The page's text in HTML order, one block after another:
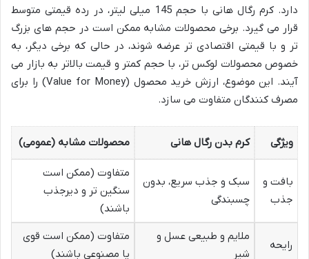
دارد. کرم رگال هانی با حجم 145 میلی لیتر، در رده قیمتی متوسط
قرار می گیرد. برخی محصولات مشابه ممکن است در حجم های بزرگ
تر و با قیمتی اقتصادی تر عرضه شوند، در حالی که برخی دیگر، به
خصوص محصولات لوکس تر، با حجم کمتر و قیمت بالاتر به بازار می
آیند. این موضوع، ارزش خرید محصول (Value for Money) را برای
مصرف کنندگان متفاوت می سازد.
ویژگی کرم بدن رگال هانی محصولات مشابه (عمومی)
بافت و
جذب
سبک و جذب سریع، بدون
چسبندگی
متفاوت (ممکن است
سنگین تر و دیرجذب
باشند)
رایحه
ملایم و طبیعی عسل و
شیر
متفاوت (ممکن است قوی
یا مصنوعی باشند)